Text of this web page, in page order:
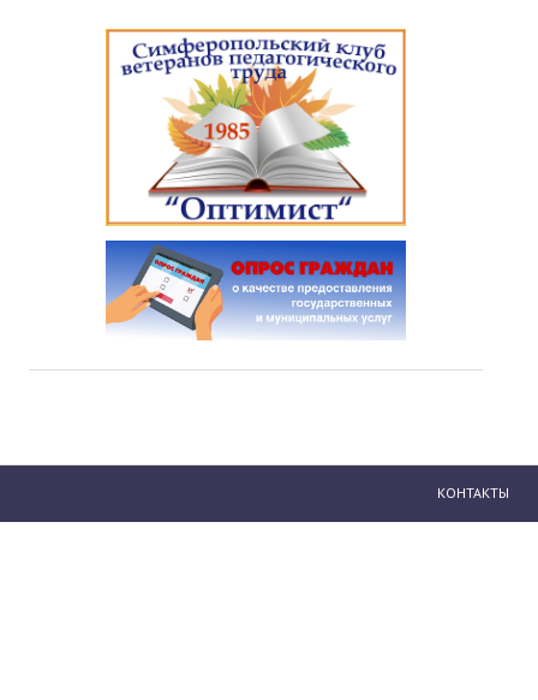
КОНТАКТЫ